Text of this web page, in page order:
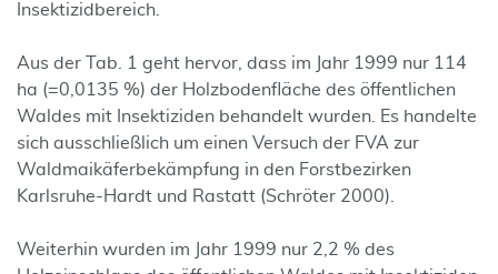
Insektizidbereich.
Aus der Tab. 1 geht hervor, dass im Jahr 1999 nur 114
ha (=0,0135 %) der Holzbodenfläche des öffentlichen
Waldes mit In­sektiziden behandelt wurden. Es handelte
sich ausschließlich um einen Versuch der FVA zur
Waldmaikäferbekämpfung in den Forstbezirken
Karlsruhe-Hardt und Rastatt (Schröter 2000).
Weiterhin wurden im Jahr 1999 nur 2,2 % des